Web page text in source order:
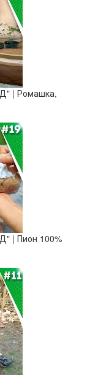
| Ромашка,
| Пион 100%